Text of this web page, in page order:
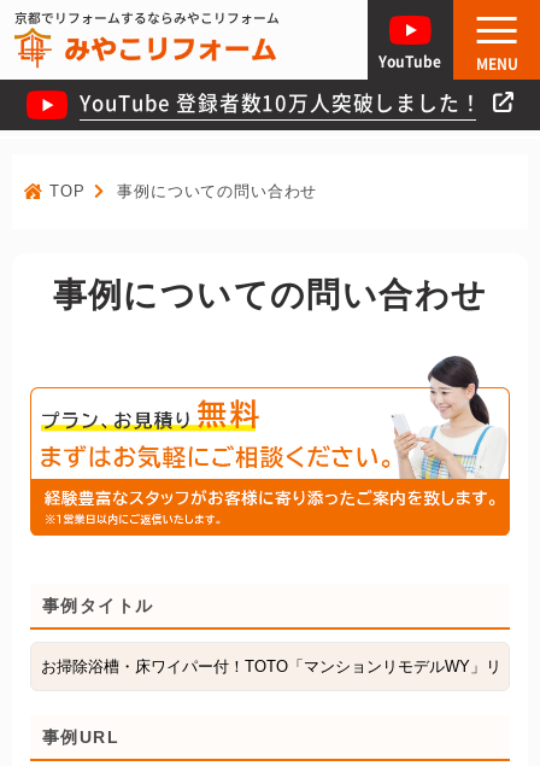
京都でリフォームするならみやこリフォーム
YouTube 登録者数10万人突破しました！
YouTube MENU
TOP 事例についての問い合わせ
事例についての問い合わせ
事例タイトル
事例URL